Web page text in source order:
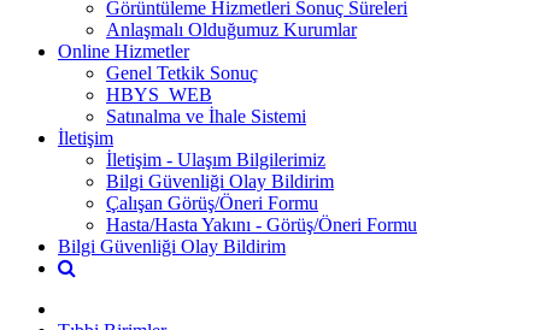
Görüntüleme Hizmetleri Sonuç Süreleri
Anlaşmalı Olduğumuz Kurumlar
Online Hizmetler
Genel Tetkik Sonuç
HBYS_WEB
Satınalma ve İhale Sistemi
İletişim
İletişim - Ulaşım Bilgilerimiz
Bilgi Güvenliği Olay Bildirim
Çalışan Görüş/Öneri Formu
Hasta/Hasta Yakını - Görüş/Öneri Formu
Bilgi Güvenliği Olay Bildirim